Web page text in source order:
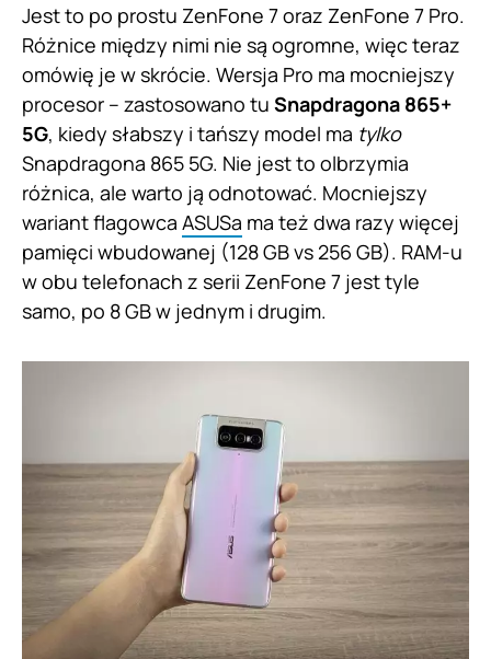
Jest to po prostu ZenFone 7 oraz ZenFone 7 Pro.
Różnice między nimi nie są ogromne, więc teraz
omówię je w skrócie. Wersja Pro ma mocniejszy
procesor – zastosowano tu Snapdragona 865+
5G, kiedy słabszy i tańszy model ma tylko
Snapdragona 865 5G. Nie jest to olbrzymia
różnica, ale warto ją odnotować. Mocniejszy
wariant flagowca ASUSa ma też dwa razy więcej
pamięci wbudowanej (128 GB vs 256 GB). RAM-u
w obu telefonach z serii ZenFone 7 jest tyle
samo, po 8 GB w jednym i drugim.